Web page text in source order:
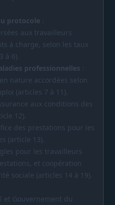
protocole :
aux travailleurs
à charge, selon les taux
à 6).
professionnelles :
nature accordées selon
(articles 7 à 11).
aux conditions des
12).
des prestations pour les
(article 13).
pour les travailleurs
et coopération
sociale (articles 14 à 19).
et Gouvernement du